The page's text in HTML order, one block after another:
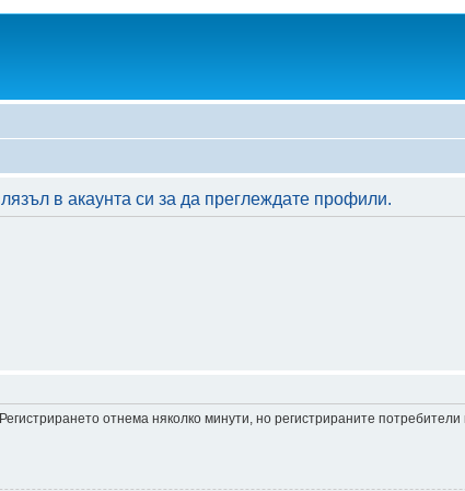
в акаунта си за да преглеждате профили.
отнема няколко минути, но регистрираните